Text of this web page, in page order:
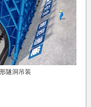
隧洞吊装